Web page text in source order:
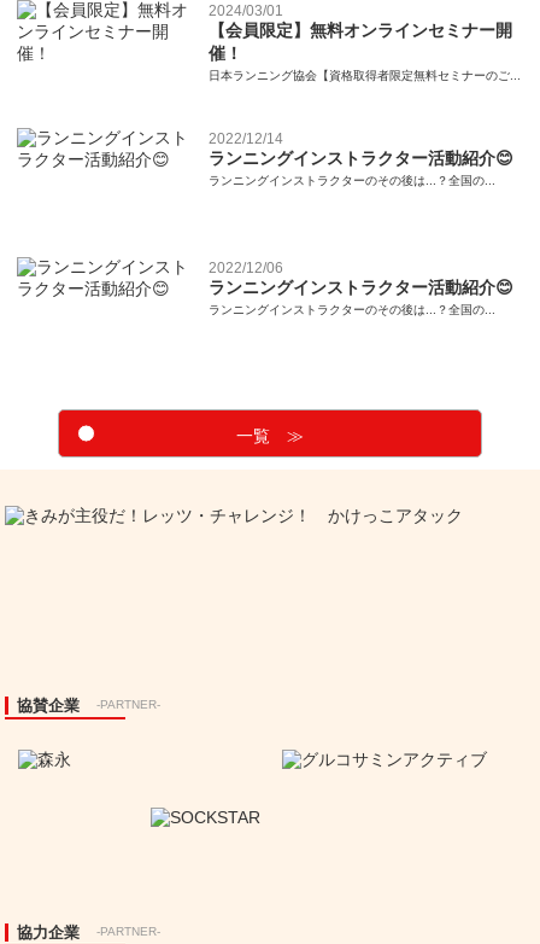
2024/03/01
【会員限定】無料オンラインセミナー開
催！
日本ランニング協会【資格取得者限定無料セミナーのご...
2022/12/14
ランニングインストラクター活動紹介😊
ランニングインストラクターのその後は...？全国の...
2022/12/06
ランニングインストラクター活動紹介😊
ランニングインストラクターのその後は...？全国の...
一覧 ≫
協賛企業 -PARTNER-
協力企業 -PARTNER-